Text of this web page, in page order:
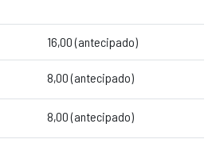
16,00 (antecipado)
8,00 (antecipado)
8,00 (antecipado)